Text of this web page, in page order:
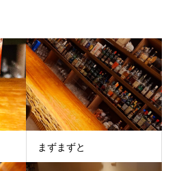
まずまずと